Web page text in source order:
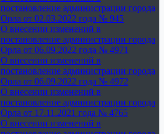
постановление администрации города
Орла от 02.03.2022 года № 945
О внесении изменений в
постановление администрации города
Орла от 06.09.2022 года № 4971
О внесении изменений в
постановление администрации города
Орла от 06.09.2022 года № 4972
О внесении изменений в
постановление администрации города
Орла от 17.11.2021 года № 4765
О внесении изменений в